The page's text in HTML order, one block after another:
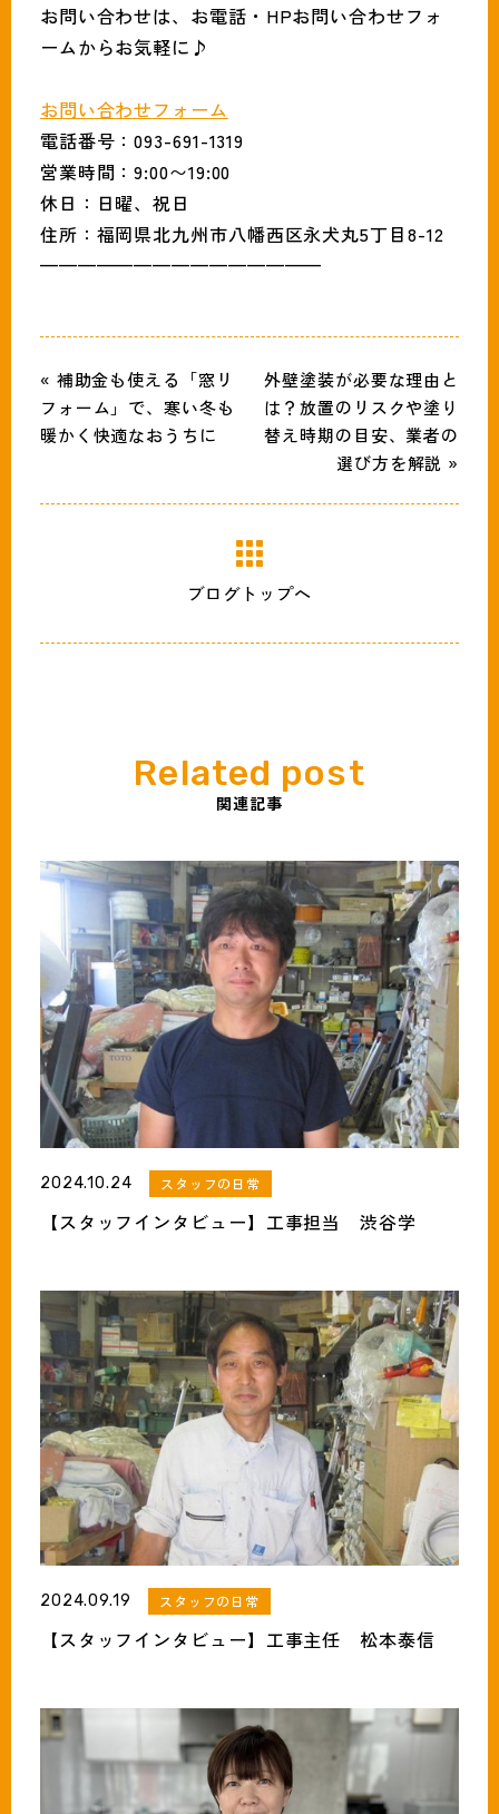
お問い合わせは、お電話・HPお問い合わせフォ
ームからお気軽に♪
お問い合わせフォーム
電話番号：093-691-1319
営業時間：9:00〜19:00
休日：日曜、祝日
住所：福岡県北九州市八幡西区永犬丸5丁目8-12
———————————————
« 補助金も使える「窓リ
フォーム」で、寒い冬も
暖かく快適なおうちに
外壁塗装が必要な理由と
は？放置のリスクや塗り
替え時期の目安、業者の
選び方を解説 »
ブログトップへ
関連記事
2024.10.24 スタッフの日常
【スタッフインタビュー】工事担当 渋谷学
2024.09.19 スタッフの日常
【スタッフインタビュー】工事主任 松本泰信